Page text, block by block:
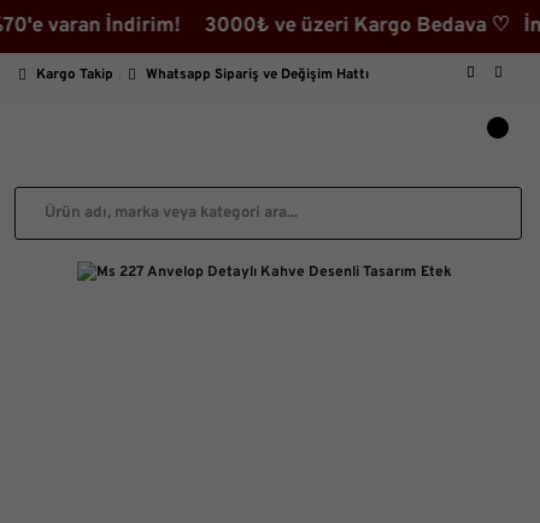
İndirim! 3000₺ ve üzeri Kargo Bedava ♡
Kargo Takip Whatsapp Sipariş ve Değişim Hattı